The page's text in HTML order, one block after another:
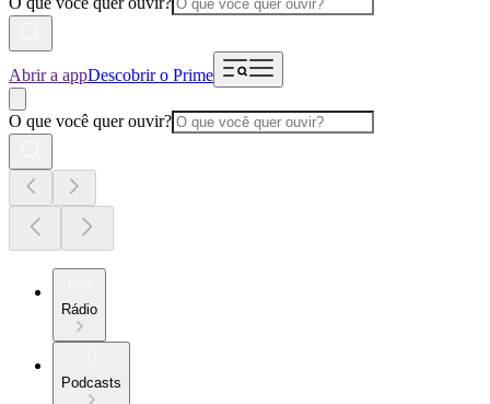
Abrir a appDescobrir o Prime
O que você quer ouvir?
Rádio
Podcasts